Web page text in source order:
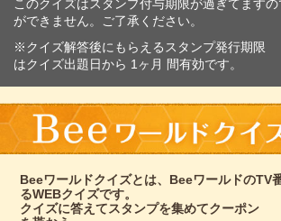
このクイズはスタンプ付与期限が過ぎてます
ができません。ご了承ください。
※クイズ解答後にもらえるスタンプ発行期限
はクイズ出題日から 1ヶ月 間有効です。
Beeワールドクイズとは、BeeワールドのTV
るWEBクイズです。
クイズに答えてスタンプを集めてクーポン